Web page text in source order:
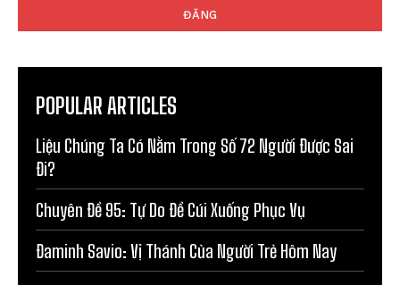
POPULAR ARTICLES
Liệu Chúng Ta Có Nằm Trong Số 72 Người Được Sai
Đi?
Chuyên Đề 95: Tự Do Để Cúi Xuống Phục Vụ
Đaminh Savio: Vị Thánh Của Người Trẻ Hôm Nay